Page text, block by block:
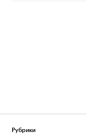
Рубрики